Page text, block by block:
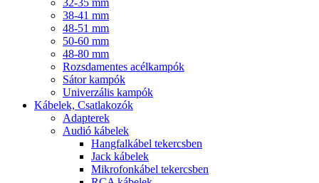
32-35 mm
38-41 mm
48-51 mm
50-60 mm
48-80 mm
Rozsdamentes acélkampók
Sátor kampók
Univerzális kampók
Kábelek, Csatlakozók
Adapterek
Audió kábelek
Hangfalkábel tekercsben
Jack kábelek
Mikrofonkábel tekercsben